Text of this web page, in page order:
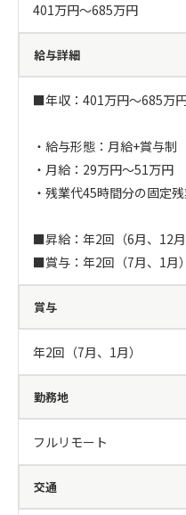
401万円〜685万円
給与詳細
■年収：401万円～685万
・給与形態：月給+賞与制
・月給：29万円～51万円
・残業代45時間分の固定
■昇給：年2回（6月、12月
■賞与：年2回（7月、1
賞与
年2回（7月、1月）
勤務地
フルリモート
交通